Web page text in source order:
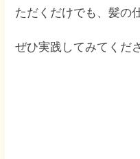
ただくだけでも、髪の
ぜひ実践してみてくだ